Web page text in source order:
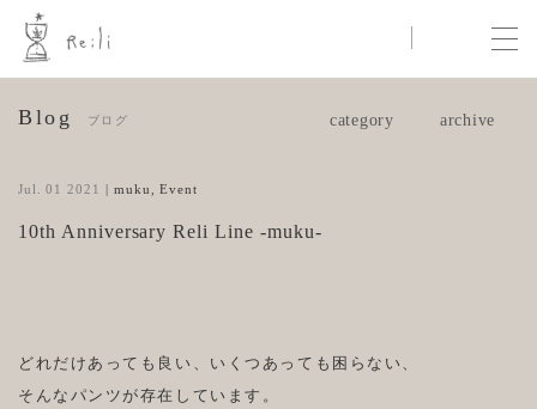
View Cart
Blog ブログ
Jul. 01 2021 |muku ,Event
10th Anniversary Reli Line -muku-
どれだけあっても良い、いくつあっても困らない、
そんなパンツが存在しています。